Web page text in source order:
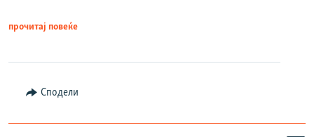
прочитај повеќе
Сподели